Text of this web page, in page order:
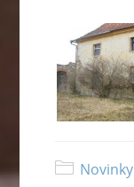
Novinky